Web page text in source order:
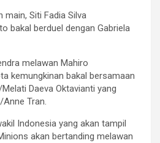
main, Siti Fadia Silva
bakal berduel dengan Gabriela
melawan Mahiro
kemungkinan bakal bersamaan
Daeva Oktavianti yang
Tran.
Indonesia yang akan tampil
akan bertanding melawan